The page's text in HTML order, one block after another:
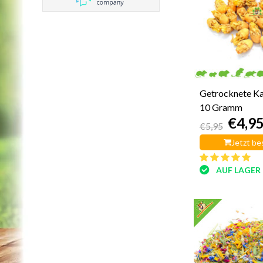
Getrocknete
10 Gramm
€5,95 €4,95
Jetzt
AUF LAGER